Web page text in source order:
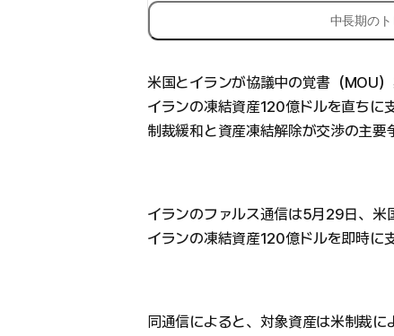
中長期の
米国とイランが協議中の覚書（MOU）
イランの凍結資産120億ドルを直ちに
制裁緩和と資産凍結解除が交渉の主要
イランのファルス通信は5月29日、米
イランの凍結資産120億ドルを即時に
同通信によると、対象資産は米制裁に